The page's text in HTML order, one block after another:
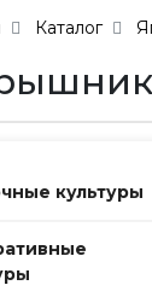
Каталог
культуры